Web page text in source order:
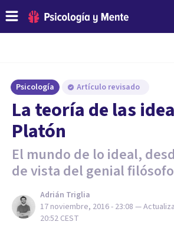
Psicología Artículo revisado
​La teoría de las
Platón
El mundo de lo ideal,
de vista del genial
Adrián Triglia
17 noviembre, 2016 - 23:08 —
20:52 CEST